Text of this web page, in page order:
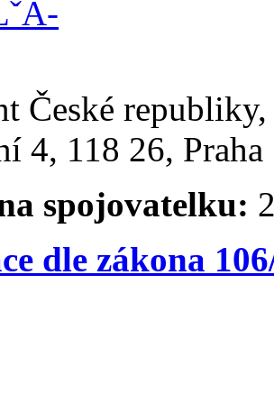
České
4, 118 26,
spojovatelku:
dle zákona